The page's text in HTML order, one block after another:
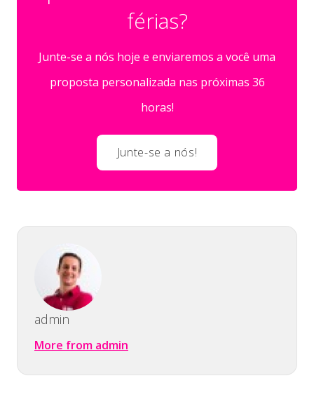
férias?
Junte-se a nós hoje e enviaremos a você uma
proposta personalizada nas próximas 36
horas!
Junte-se a nós!
admin
More from admin